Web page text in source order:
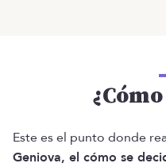
Este es el punto donde
Geniova, el cómo se